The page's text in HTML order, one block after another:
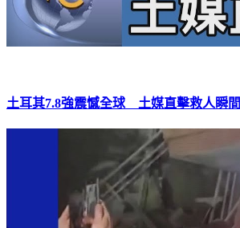
土耳其7.8強震憾全球 土媒直擊救人瞬間